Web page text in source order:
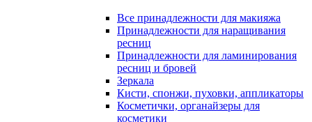
Все принадлежности для макияжа
Принадлежности для наращивания
ресниц
Принадлежности для ламинирования
ресниц и бровей
Зеркала
Кисти, спонжи, пуховки, аппликаторы
Косметички, органайзеры для
косметики